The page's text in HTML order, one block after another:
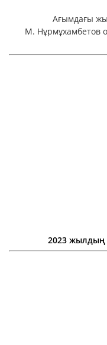
Ағымдағы
М. Нұрмұхамбетов
2023 жылдың